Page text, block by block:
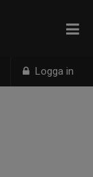
Logga in